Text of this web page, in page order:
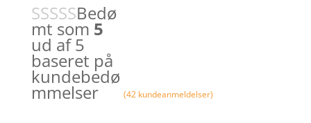
Bedø
mt som 5
ud af 5
baseret på
kundebedø
mmelser (42 kundeanmeldelser)